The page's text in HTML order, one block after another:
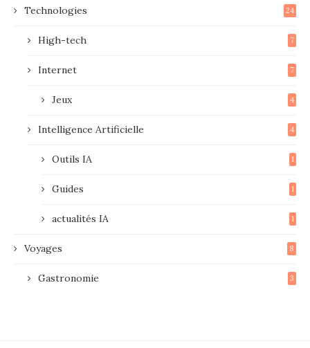
Technologies 24
High-tech 7
Internet 7
Jeux 4
Intelligence Artificielle 4
Outils IA 1
Guides 1
actualités IA 1
Voyages 8
Gastronomie 3